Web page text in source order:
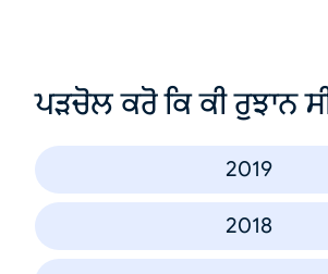
ਪੜਚੋਲ ਕਰੋ ਕਿ ਕੀ ਰੁਝਾਨ
2019
2018